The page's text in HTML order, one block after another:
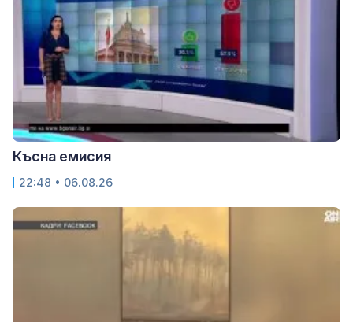
Късна емисия
22:48 • 06.08.26